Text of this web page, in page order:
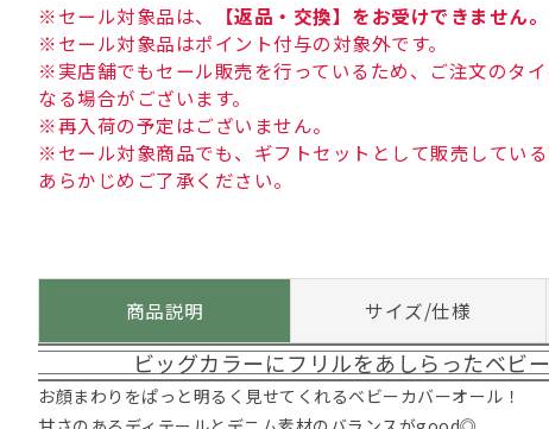
※セール対象品は、
【返品・交換】をお受けできません。
※セール対象品はポイント付与の対象外です。
※実店舗でもセール販売を行っているため、ご注文のタ
なる場合がございます。
※再入荷の予定はございません。
※セール対象商品でも、ギフトセットとして販売している
あらかじめご了承ください。
商品説明 サイズ/仕様
ビッグカラーにフリルをあしらったベビ
お顔まわりをぱっと明るく見せてくれるベビーカバーオール！